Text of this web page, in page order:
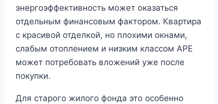
энергоэффективность может оказаться
отдельным финансовым фактором. Квартира
с красивой отделкой, но плохими окнами,
слабым отоплением и низким классом APE
может потребовать вложений уже после
покупки.
Для старого жилого фонда это особенно